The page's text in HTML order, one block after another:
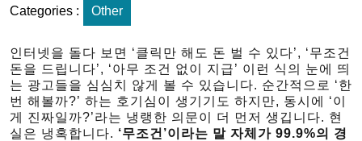
Categories : Other
인터넷을 돌다 보면 ‘클릭만 해도 돈 벌 수 있다’, ‘무조건
돈을 드립니다’, ‘아무 조건 없이 지급’ 이런 식의 눈에 띄
는 광고들을 심심치 않게 볼 수 있습니다. 순간적으로 ‘한
번 해볼까?’ 하는 호기심이 생기기도 하지만, 동시에 ‘이
게 진짜일까?’라는 냉랭한 의문이 더 먼저 생깁니다. 현
실은 냉혹합니다. ‘무조건’이라는 말 자체가 99.9%의 경